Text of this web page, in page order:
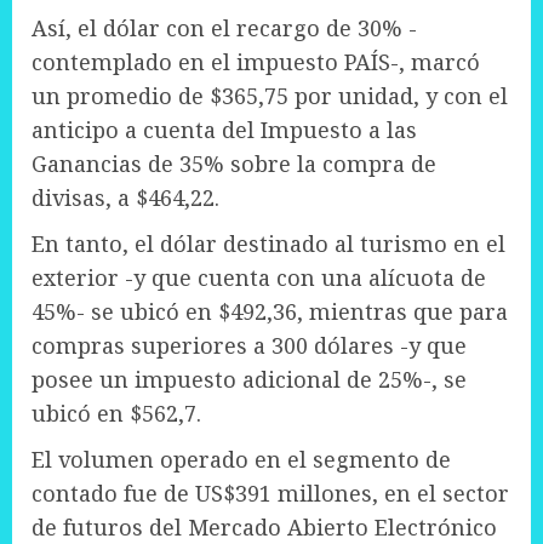
Así, el dólar con el recargo de 30% -
contemplado en el impuesto PAÍS-, marcó
un promedio de $365,75 por unidad, y con el
anticipo a cuenta del Impuesto a las
Ganancias de 35% sobre la compra de
divisas, a $464,22.
En tanto, el dólar destinado al turismo en el
exterior -y que cuenta con una alícuota de
45%- se ubicó en $492,36, mientras que para
compras superiores a 300 dólares -y que
posee un impuesto adicional de 25%-, se
ubicó en $562,7.
El volumen operado en el segmento de
contado fue de US$391 millones, en el sector
de futuros del Mercado Abierto Electrónico